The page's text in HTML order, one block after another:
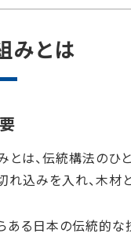
みとは
とは、伝統構法のひ
れ込みを入れ、木材
ある日本の伝統的な